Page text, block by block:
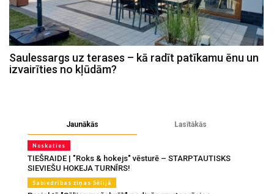
Saulessargs uz terases – kā radīt patīkamu ēnu un
izvairīties no kļūdām?
Jaunākās Lasītākās
Noskaties
TIEŠRAIDE | "Roks & hokejs" vēsturē – STARPTAUTISKS
SIEVIEŠU HOKEJA TURNĪRS!
Sabiedrības ziņas Sēlijā